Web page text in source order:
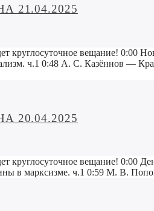
21.04.2025
круглосуточное вещание! 0:00
ч.1 0:48 А. С. Казённов —
20.04.2025
круглосуточное вещание!
в марксизме. ч.1 0:59 М. В.